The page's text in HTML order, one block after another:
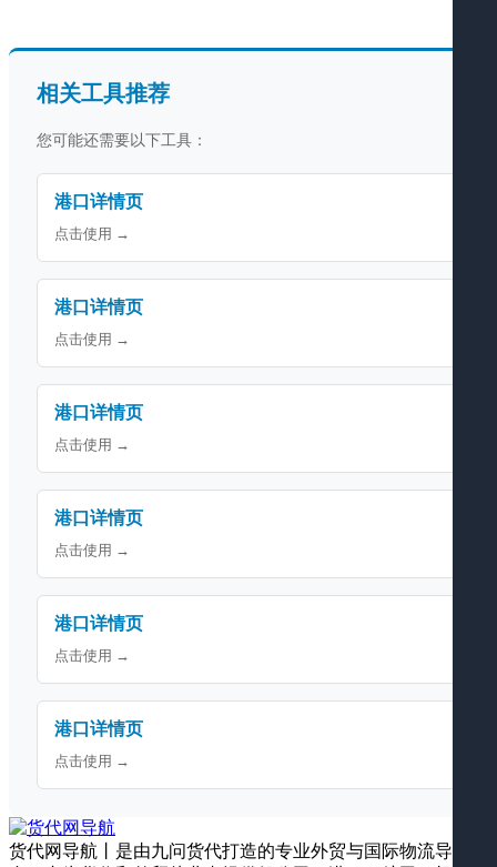
相关工具推荐
您可能还需要以下工具：
港口详情页
点击使用 →
港口详情页
点击使用 →
港口详情页
点击使用 →
港口详情页
点击使用 →
港口详情页
点击使用 →
港口详情页
点击使用 →
货代网导航丨是由九问货代打造的专业外贸与国际物流导航平